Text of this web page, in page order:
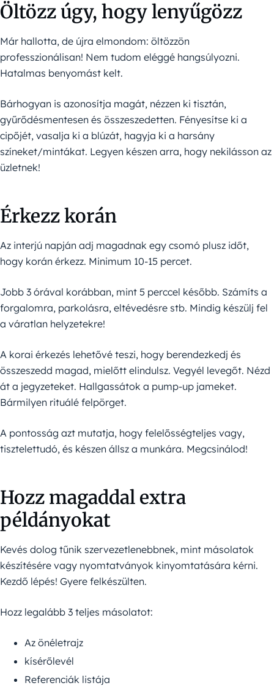
Öltözz úgy, hogy lenyűgözz
Már hallotta, de újra elmondom: öltözzön
professzionálisan! Nem tudom eléggé hangsúlyozni.
Hatalmas benyomást kelt.
Bárhogyan is azonosítja magát, nézzen ki tisztán,
gyűrődésmentesen és összeszedetten. Fényesítse ki a
cipőjét, vasalja ki a blúzát, hagyja ki a harsány
színeket/mintákat. Legyen készen arra, hogy nekilásson az
üzletnek!
Érkezz korán
Az interjú napján adj magadnak egy csomó plusz időt,
hogy korán érkezz. Minimum 10-15 percet.
Jobb 3 órával korábban, mint 5 perccel később. Számíts a
forgalomra, parkolásra, eltévedésre stb. Mindig készülj fel
a váratlan helyzetekre!
A korai érkezés lehetővé teszi, hogy berendezkedj és
összeszedd magad, mielőtt elindulsz. Vegyél levegőt. Nézd
át a jegyzeteket. Hallgassátok a pump-up jameket.
Bármilyen rituálé felpörget.
A pontosság azt mutatja, hogy felelősségteljes vagy,
tisztelettudó, és készen állsz a munkára. Megcsinálod!
Hozz magaddal extra
példányokat
Kevés dolog tűnik szervezetlenebbnek, mint másolatok
készítésére vagy nyomtatványok kinyomtatására kérni.
Kezdő lépés! Gyere felkészülten.
Hozz legalább 3 teljes másolatot:
Az önéletrajz
kísérőlevél
Referenciák listája